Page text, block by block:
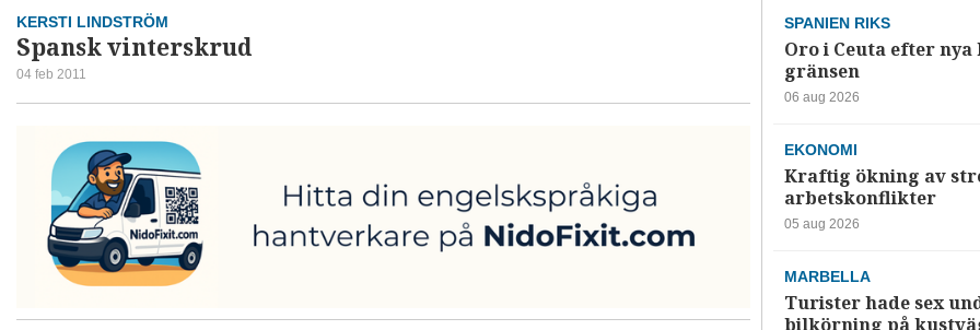
KERSTI LINDSTRÖM
Spansk vinterskrud
04 feb 2011
SPANIEN RIKS
Oro i Ceuta efter
gränsen
06 aug 2026
EKONOMI
Kraftig ökning av
arbetskonflikter
05 aug 2026
MARBELLA
Turister hade sex
bilkörning på